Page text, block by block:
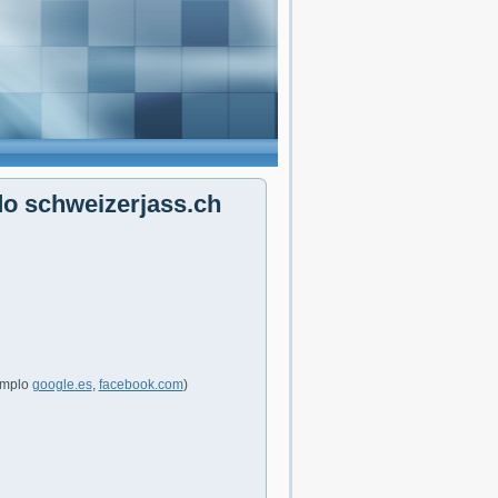
schweizerjass.ch
google.es, facebook.com)